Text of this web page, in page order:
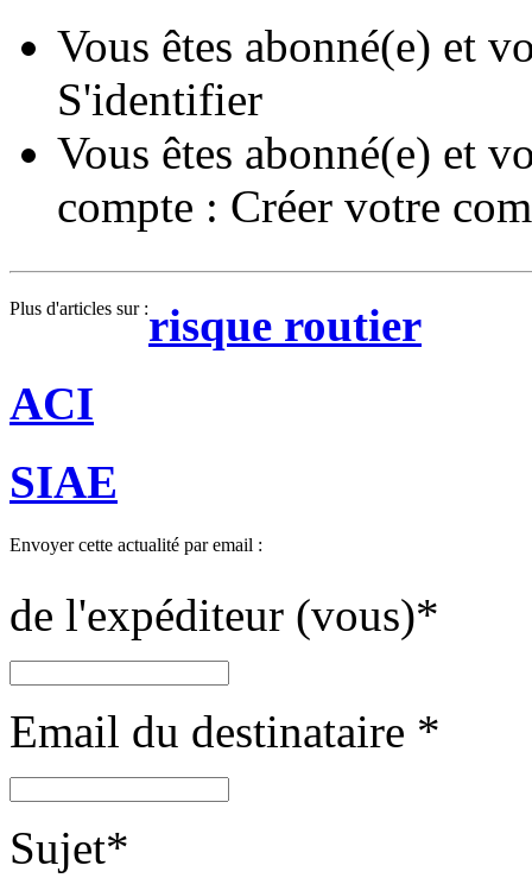
Vous êtes abonné(e) et
S'identifier
Vous êtes abonné(e) et
compte : Créer votre
Plus d'articles sur :risque routier
ACI
SIAE
Envoyer cette actualité par email :
de l'expéditeur (vous)*
Email du destinataire *
Sujet*